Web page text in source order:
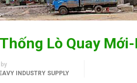
Lò Quay
INDUSTRY SUPPLY